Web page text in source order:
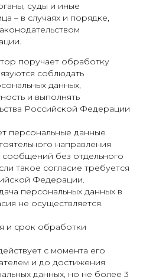
суды и иные
– в случаях и порядке,
поручает обработку
соблюдать
данных,
и выполнять
Российской Федерации
персональные данные
направления
без отдельного
такое согласие требуется
Федерации.
персональных данных в
не осуществляется.
и срок обработки
с момента его
и до достижения
данных, но не более 3